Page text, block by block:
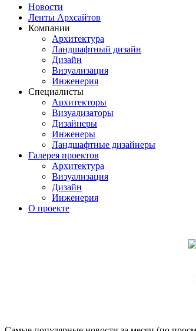
Новости
Ленты Архсайтов
Компании
Архитектура
Ландшафтный дизайн
Дизайн
Визуализация
Инженерия
Специалисты
Архитекторы
Визуализаторы
Дизайнеры
Инженеры
Ландшафтные дизайнеры
Галерея проектов
Архитектура
Визуализация
Дизайн
Инженерия
О проекте